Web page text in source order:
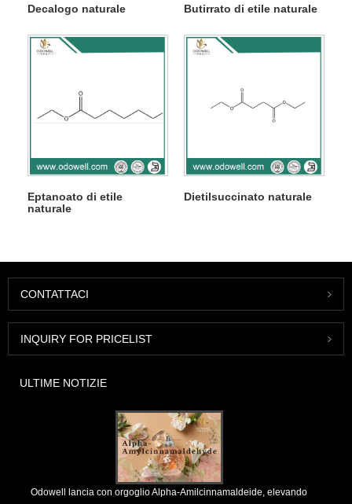
Decalogo naturale Butirrato di etile naturale
Eptanoato di etile
naturale
Dietilsuccinato naturale
CONTATTACI
INQUIRY FOR PRICELIST
ULTIME NOTIZIE
Odowell lancia con orgoglio Alpha-Amilcinnamaldeide, elevando